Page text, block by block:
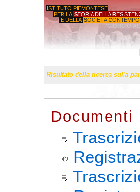
ISTITUTO PIEMONTESE
PER LA STORIA DELLA R
E DELLA SOCIETÀ C
'GIORGIO
Risultato della ricerca sulla
Documenti